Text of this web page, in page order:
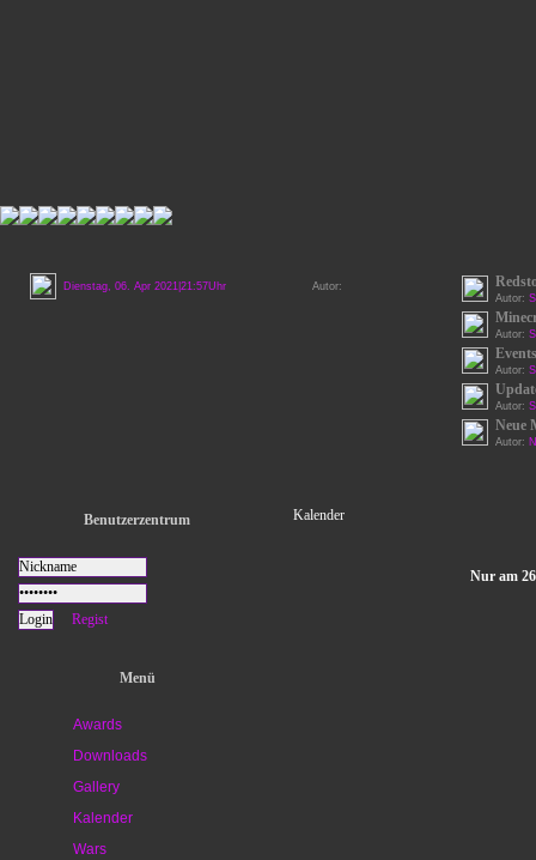
Dienstag, 06. Apr 2021|21:57Uhr Autor:
Autor:
Autor:
Autor:
Autor:
Neue
Autor:
Benutzerzentrum
Regist
Menü
Awards
Downloads
Gallery
Kalender
Wars
Kalender
Nur am